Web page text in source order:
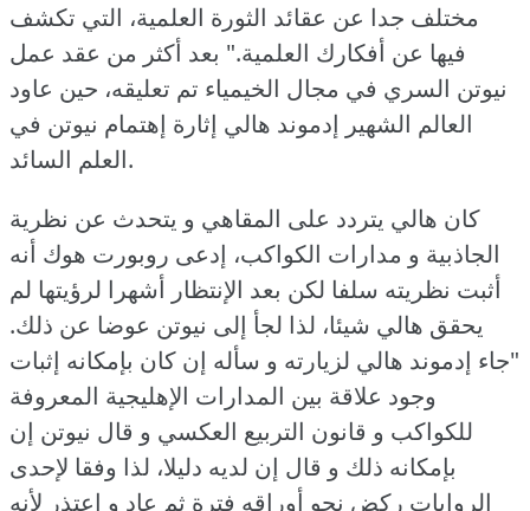
مختلف جدا عن عقائد الثورة العلمية، التي تكشف
فيها عن أفكارك العلمية." بعد أكثر من عقد عمل
نيوتن السري في مجال الخيمياء تم تعليقه، حين عاود
العالم الشهير إدموند هالي إثارة إهتمام نيوتن في
العلم السائد.
كان هالي يتردد على المقاهي و يتحدث عن نظرية
الجاذبية و مدارات الكواكب، إدعى روبورت هوك أنه
أثبت نظريته سلفا لكن بعد الإنتظار أشهرا لرؤيتها لم
يحقق هالي شيئا، لذا لجأ إلى نيوتن عوضا عن ذلك.
"جاء إدموند هالي لزيارته و سأله إن كان بإمكانه إثبات
وجود علاقة بين المدارات الإهليجية المعروفة
للكواكب و قانون التربيع العكسي و قال نيوتن إن
بإمكانه ذلك و قال إن لديه دليلا، لذا وفقا لإحدى
الروايات ركض نحو أوراقه فترة ثم عاد و إعتذر لأنه